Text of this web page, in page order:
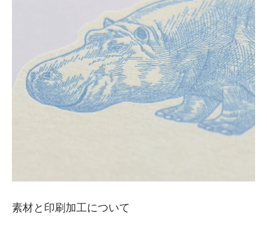
素材と印刷加工について